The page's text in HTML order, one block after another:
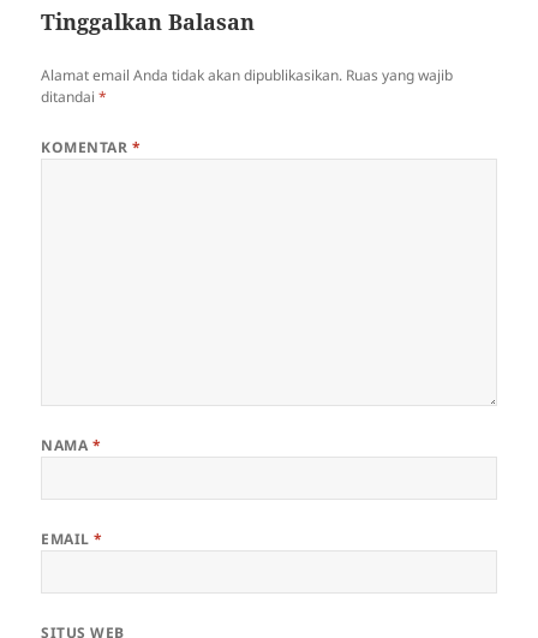
Tinggalkan Balasan
Alamat email Anda tidak akan dipublikasikan. Ruas yang wajib
ditandai*
KOMENTAR *
NAMA *
EMAIL*
SITUS WEB